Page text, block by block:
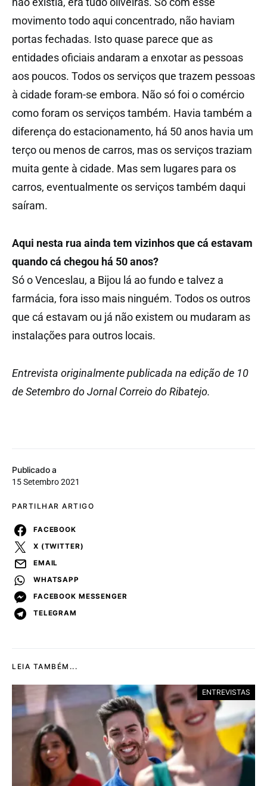
Publicado a
15 Setembro 2021
PARTILHAR ARTIGO
FACEBOOK
X (TWITTER)
EMAIL
WHATSAPP
FACEBOOK MESSENGER
TELEGRAM
movimento todo aqui concentrado, não haviam
portas fechadas. Isto quase parece que as
entidades oficiais andaram a enxotar as pessoas
aos poucos. Todos os serviços que trazem pessoas
à cidade foram-se embora. Não só foi o comércio
como foram os serviços também. Havia também a
diferença do estacionamento, há 50 anos havia um
terço ou menos de carros, mas os serviços traziam
muita gente à cidade. Mas sem lugares para os
carros, eventualmente os serviços também daqui
saíram.
Aqui nesta rua ainda tem vizinhos que cá estavam
quando cá chegou há 50 anos?
Só o Venceslau, a Bijou lá ao fundo e talvez a
farmácia, fora isso mais ninguém. Todos os outros
que cá estavam ou já não existem ou mudaram as
instalações para outros locais.
Entrevista originalmente publicada na edição de 10
de Setembro do Jornal Correio do Ribatejo.
LEIA TAMBÉM...
ENTREVISTAS